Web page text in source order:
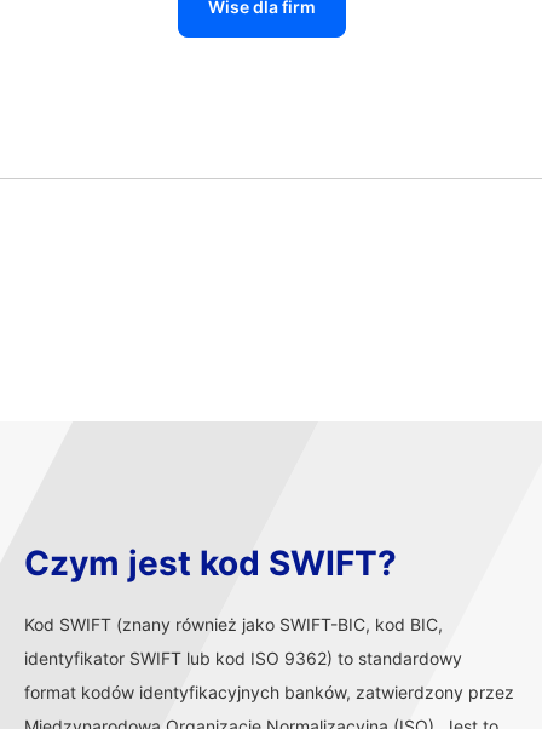
Wise dla firm
Czym jest kod SWIFT?
Kod SWIFT (znany również jako SWIFT-BIC, kod BIC,
identyfikator SWIFT lub kod ISO 9362) to standardowy
format kodów identyfikacyjnych banków, zatwierdzony przez